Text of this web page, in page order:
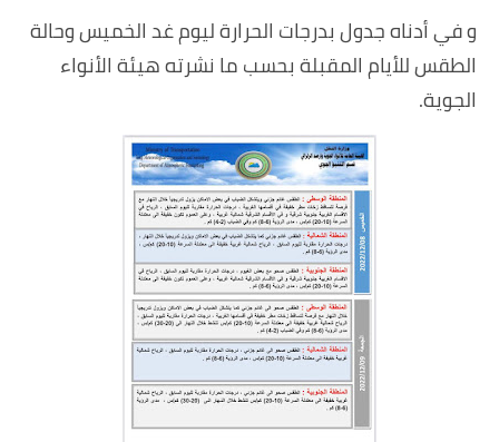
و في أدناه جدول بدرجات الحرارة ليوم غد الخميس وحالة
الطقس للأيام المقبلة بحسب ما نشرته هيئة الأنواء
الجوية.